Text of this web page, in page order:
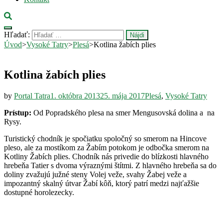
Hľadať:
Úvod>Vysoké Tatry>Plesá>Kotlina žabích plies
Kotlina žabích plies
by Portal Tatra1. októbra 201325. mája 2017Plesá, Vysoké Tatry
Prístup: Od Popradského plesa na smer Mengusovská dolina a na
Rysy.
Turistický chodník je spočiatku spoločný so smerom na Hincove
pleso, ale za mostíkom za Žabím potokom je odbočka smerom na
Kotliny Žabích plies. Chodník nás privedie do blízkosti hlavného
hrebeňa Tatier s dvoma výraznými štítmi. Z hlavného hrebeňa sa do
doliny zvažujú južné steny Volej veže, svahy Žabej veže a
impozantný skalný útvar Žabí kôň, ktorý patrí medzi najťažšie
dostupné horolezecky.